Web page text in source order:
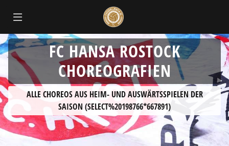
FC HANSA ROSTOCK
CHOREOGRAFIEN
ALLE CHOREOS AUS HEIM- UND AUSWÄRTSSPIELEN DER
SAISON (SELECT%20198766*667891)